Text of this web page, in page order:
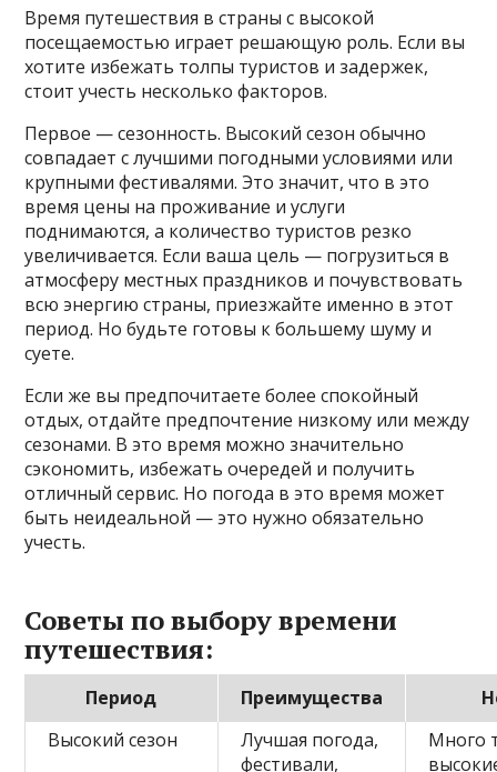
Время путешествия в страны с высокой
посещаемостью играет решающую роль. Если вы
хотите избежать толпы туристов и задержек,
стоит учесть несколько факторов.
Первое — сезонность. Высокий сезон обычно
совпадает с лучшими погодными условиями или
крупными фестивалями. Это значит, что в это
время цены на проживание и услуги
поднимаются, а количество туристов резко
увеличивается. Если ваша цель — погрузиться в
атмосферу местных праздников и почувствовать
всю энергию страны, приезжайте именно в этот
период. Но будьте готовы к большему шуму и
суете.
Если же вы предпочитаете более спокойный
отдых, отдайте предпочтение низкому или между
сезонами. В это время можно значительно
сэкономить, избежать очередей и получить
отличный сервис. Но погода в это время может
быть неидеальной — это нужно обязательно
учесть.
Советы по выбору времени
путешествия:
Период Преимущества
Высокий сезон
Лучшая погода,
фестивали,
Много